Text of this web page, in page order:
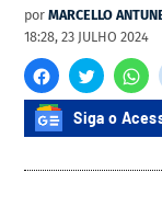
por MARCELLO
18:28, 23 JULHO 2024
Siga o